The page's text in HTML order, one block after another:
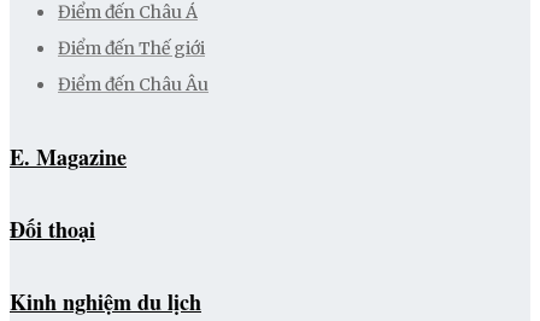
Điểm đến Châu Á
Điểm đến Thế giới
Điểm đến Châu Âu
E. Magazine
Đối thoại
Kinh nghiệm du lịch